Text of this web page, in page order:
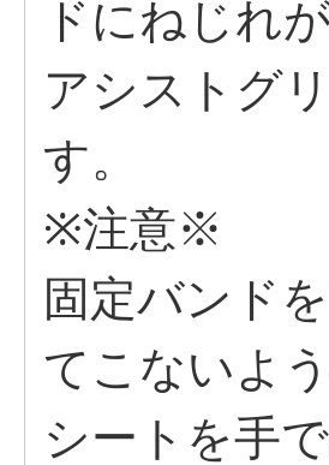
ドにねじれ
アシストグ
す。
※注意※
固定バンド
てこないよ
シートを手